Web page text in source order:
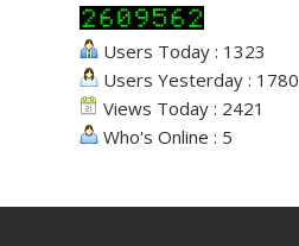
Users Today : 1323
Users Yesterday : 1780
Views Today : 2421
Who's Online : 5